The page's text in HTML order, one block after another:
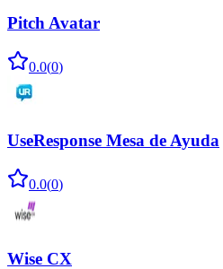
Pitch Avatar
0.0(0)
UseResponse Mesa de Ayuda
0.0(0)
Wise CX